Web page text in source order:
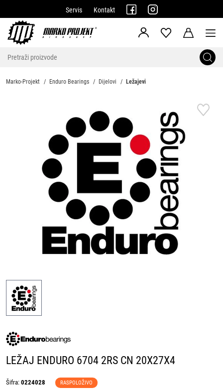
Servis Kontakt
Marko-Projekt Enduro Bearings Dijelovi Ležajevi
LEŽAJ ENDURO 6704 2RS CN 20X27X4
Šifra: 0224028 RASPOLOŽIVO